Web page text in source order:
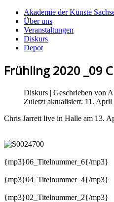
Akademie der Künste
Über uns
Veranstaltungen
Diskurs
Depot
Frühling 2020 _09
Diskurs | Geschrieben von
Zuletzt aktualisiert: 11. April
Chris Jarrett live in Halle am 13.
{mp3}06_Titelnummer_6{/mp3}
{mp3}04_Titelnummer_4{/mp3}
{mp3}02_Titelnummer_2{/mp3}